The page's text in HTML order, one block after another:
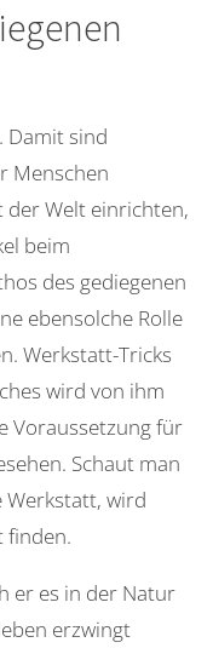
Damit sind
Menschen
der Welt einrichten,
beim
des gediegenen
ebensolche Rolle
Werkstatt-Tricks
wird von ihm
Voraussetzung für
Schaut man
Werkstatt, wird
finden.
er es in der Natur
erzwingt